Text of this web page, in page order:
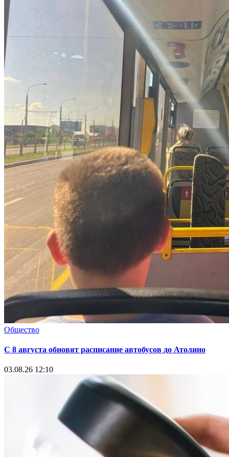
Общество
С 8 августа обновят расписание автобусов до Атолино
03.08.26 12:10